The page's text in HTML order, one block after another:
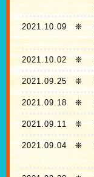
2021.10.09❊
2021.10.02 ❊
2021.09.25 ❊
2021.09.18 ❊
2021.09.11❊
2021.09.04 ❊